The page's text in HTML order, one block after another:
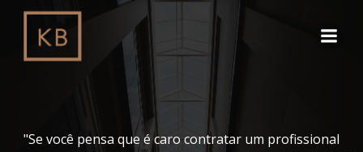
o
conteúdo
"Se você pensa que é caro contratar um profissional